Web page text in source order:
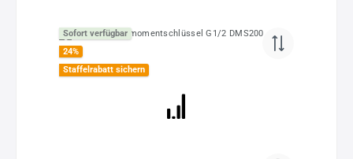
Sofort verfügbar
24%
Staffelrabatt sichern